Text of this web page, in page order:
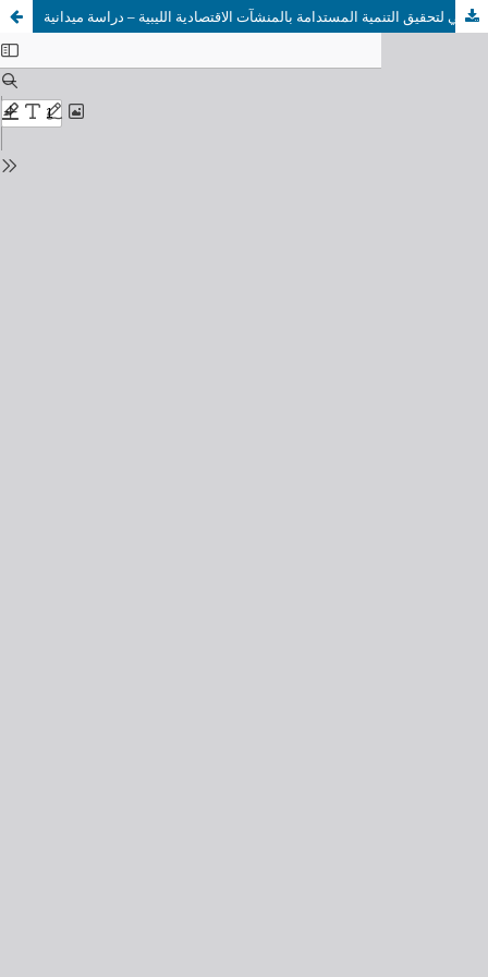
دور المراجعين بديوان المحاسبة الليبي في تقييم الأداء البيئي لتحقيق التنمية المستدامة بالمنشآت الاقتصادية الليبية – دراسة ميدانية